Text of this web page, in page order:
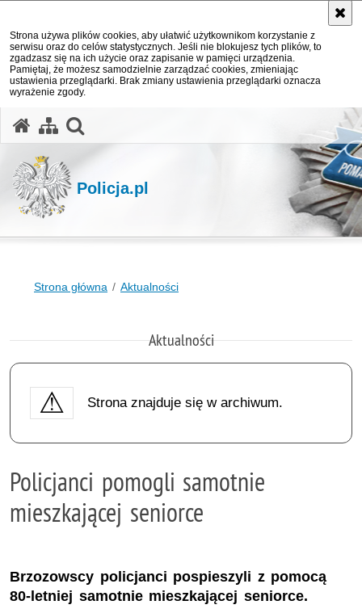
Strona używa plików cookies, aby ułatwić użytkownikom korzystanie z
serwisu oraz do celów statystycznych. Jeśli nie blokujesz tych plików, to
zgadzasz się na ich użycie oraz zapisanie w pamięci urządzenia.
Pamiętaj, że możesz samodzielnie zarządzać cookies, zmieniając
ustawienia przeglądarki. Brak zmiany ustawienia przeglądarki oznacza
wyrażenie zgody.
Policja.pl
Strona główna Aktualności
Aktualności
Strona znajduje się w archiwum.
Policjanci pomogli samotnie
mieszkającej seniorce
Brzozowscy policjanci pospieszyli z pomocą
80-letniej samotnie mieszkającej seniorce.